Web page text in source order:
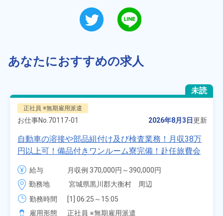
あなたにおすすめの求人
未読
正社員 ※無期雇用派遣
お仕事No. 70117-01 2026年8月3日更新
自動車の溶接や部品組付け及び検査業務！月収38万
円以上可！備品付きワンルーム寮完備！赴任旅費会
社負担★人気の土日休み！昇給＆業績賞与あり！
車・バイク通勤可！無料駐車場あり！カップルでの
応募OK★《宮城県大衡村》
給与
月収例 370,000円～390,000円
時給 1,700円～1,700円
勤務地
宮城県黒川郡大衡村　周辺
勤務時間
[1] 06:25～15:05
[2] 16:00～00:40
雇用形態
正社員 ※無期雇用派遣